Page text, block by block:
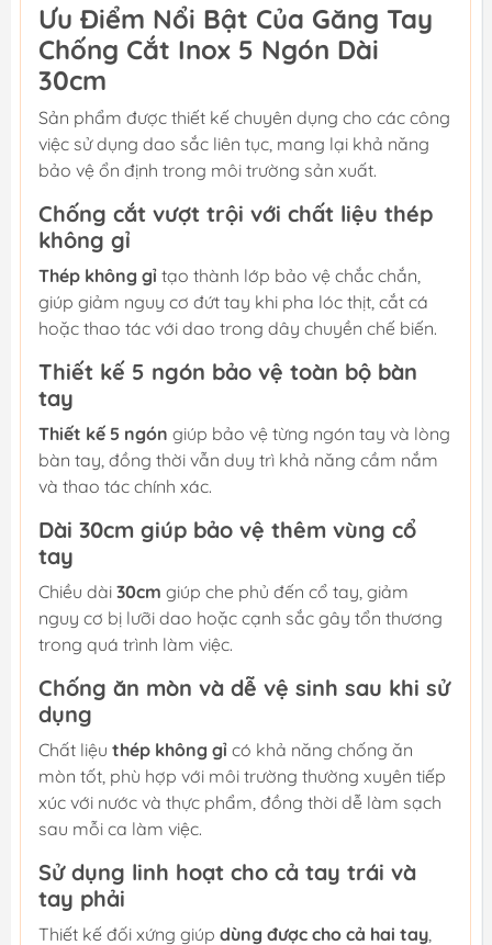
Ưu Điểm Nổi Bật Của Găng Tay
Chống Cắt Inox 5 Ngón Dài
30cm
Sản phẩm được thiết kế chuyên dụng cho các công
việc sử dụng dao sắc liên tục, mang lại khả năng
bảo vệ ổn định trong môi trường sản xuất.
Chống cắt vượt trội với chất liệu thép
không gỉ
Thép không gỉ tạo thành lớp bảo vệ chắc chắn,
giúp giảm nguy cơ đứt tay khi pha lóc thịt, cắt cá
hoặc thao tác với dao trong dây chuyền chế biến.
Thiết kế 5 ngón bảo vệ toàn bộ bàn
tay
Thiết kế 5 ngón giúp bảo vệ từng ngón tay và lòng
bàn tay, đồng thời vẫn duy trì khả năng cầm nắm
và thao tác chính xác.
Dài 30cm giúp bảo vệ thêm vùng cổ
tay
Chiều dài 30cm giúp che phủ đến cổ tay, giảm
nguy cơ bị lưỡi dao hoặc cạnh sắc gây tổn thương
trong quá trình làm việc.
Chống ăn mòn và dễ vệ sinh sau khi sử
dụng
Chất liệu thép không gỉ có khả năng chống ăn
mòn tốt, phù hợp với môi trường thường xuyên tiếp
xúc với nước và thực phẩm, đồng thời dễ làm sạch
sau mỗi ca làm việc.
Sử dụng linh hoạt cho cả tay trái và
tay phải
Thiết kế đối xứng giúp dùng được cho cả hai tay